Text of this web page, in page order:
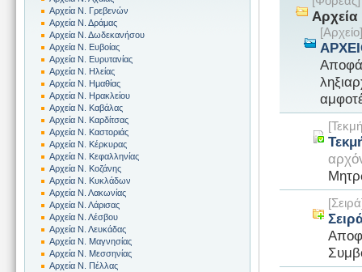
Αρχεία Ν. Γρεβενών
Αρχεία Ν. Δράμας
Αρχεία Ν. Δωδεκανήσου
Αρχεία Ν. Ευβοίας
Αρχεία Ν. Ευρυτανίας
Αρχεία Ν. Ηλείας
Αρχεία Ν. Ημαθίας
Αρχεία Ν. Ηρακλείου
Αρχεία Ν. Καβάλας
Αρχεία Ν. Καρδίτσας
Αρχεία Ν. Καστοριάς
Αρχεία Ν. Κέρκυρας
Αρχεία Ν. Κεφαλληνίας
Αρχεία Ν. Κοζάνης
Αρχεία Ν. Κυκλάδων
Αρχεία Ν. Λακωνίας
Αρχεία Ν. Λάρισας
Αρχεία Ν. Λέσβου
Αρχεία Ν. Λευκάδας
Αρχεία Ν. Μαγνησίας
Αρχεία Ν. Μεσσηνίας
Αρχεία Ν. Πέλλας